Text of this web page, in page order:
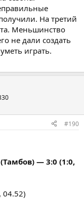
На третий
Меньшинство
не дали создать
играть.
#190
— 3:0 (1:0,